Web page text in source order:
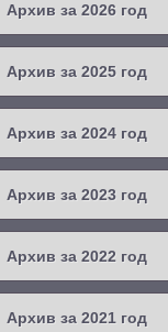
Архив за 2026 год
2026 / #2
2026 / #1
Архив за 2025 год
2025 / #4
2025 / #3
2025 / #1
Архив за 2024 год
2024 / #4
2024 / #3
2024 / #1
Архив за 2023 год
2023 / #4
2023 / #3
Архив за 2022 год
2022 / #4
Архив за 2021 год